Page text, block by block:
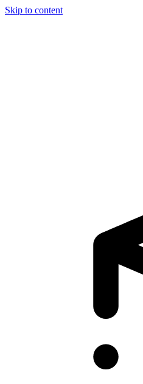
Skip to content